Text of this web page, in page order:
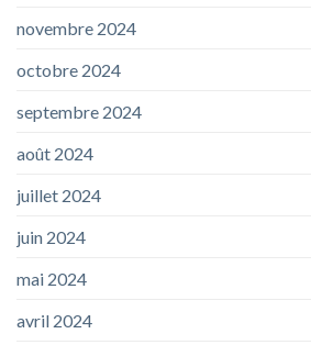
novembre 2024
octobre 2024
septembre 2024
août 2024
juillet 2024
juin 2024
mai 2024
avril 2024